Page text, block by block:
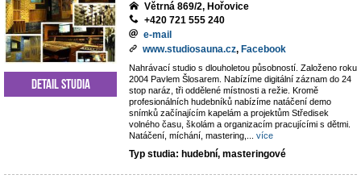
Větrná 869/2, Hořovice
+420 721 555 240
e-mail
www.studiosauna.cz, Facebook
Nahrávací studio s dlouholetou působností. Založeno roku
2004 Pavlem Šlosarem. Nabízíme digitální záznam do 24
stop naráz, tři oddělené místnosti a režie. Kromě
profesionálních hudebníků nabízíme natáčení demo
snímků začínajícím kapelám a projektům Středisek
volného času, školám a organizacím pracujícími s dětmi.
Natáčení, míchání, mastering,
více
Typ studia: hudební, masteringové
Detail studia